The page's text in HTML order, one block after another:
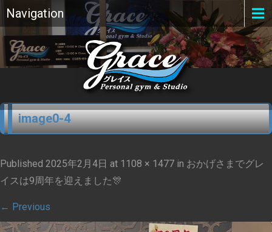
Navigation
image0-4
Published 2025年2月4日 at 1108 × 1477 in おかげさまでグレ
イスは9周年を迎えました🎊
← Previous